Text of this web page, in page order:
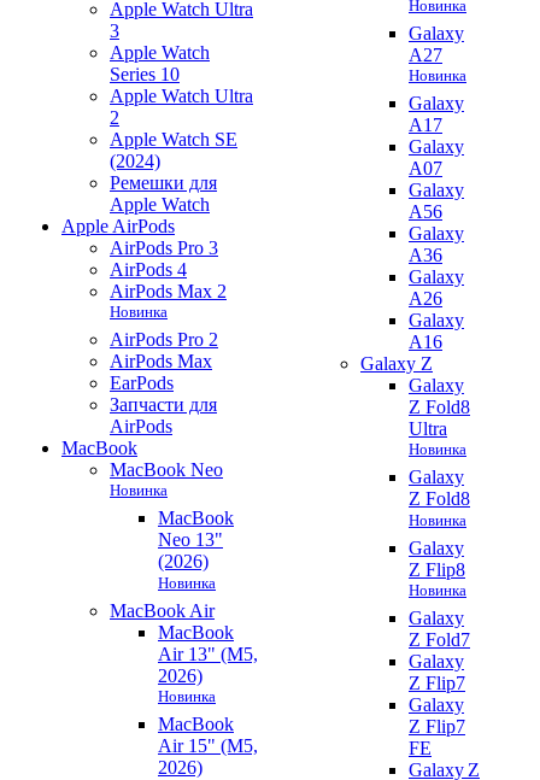
Apple Watch Ultra
3
Apple Watch
Series 10
Apple Watch Ultra
2
Apple Watch SE
(2024)
Ремешки для
Apple Watch
Apple AirPods
AirPods Pro 3
AirPods 4
AirPods Max 2
Новинка
AirPods Pro 2
AirPods Max
EarPods
Запчасти для
AirPods
MacBook
MacBook Neo
Новинка
MacBook
Neo 13"
(2026)
Новинка
MacBook Air
MacBook
Air 13" (M5,
2026)
Новинка
MacBook
Air 15" (M5,
2026)
Новинка
Galaxy
A27
Новинка
Galaxy
A17
Galaxy
A07
Galaxy
A56
Galaxy
A36
Galaxy
A26
Galaxy
A16
Galaxy Z
Galaxy
Z Fold8
Ultra
Новинка
Galaxy
Z Fold8
Новинка
Galaxy
Z Flip8
Новинка
Galaxy
Z Fold7
Galaxy
Z Flip7
Galaxy
Z Flip7
FE
Galaxy Z